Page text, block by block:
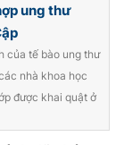
ung thư
của tế bào ung thư
nhà khoa học
được khai quật ở